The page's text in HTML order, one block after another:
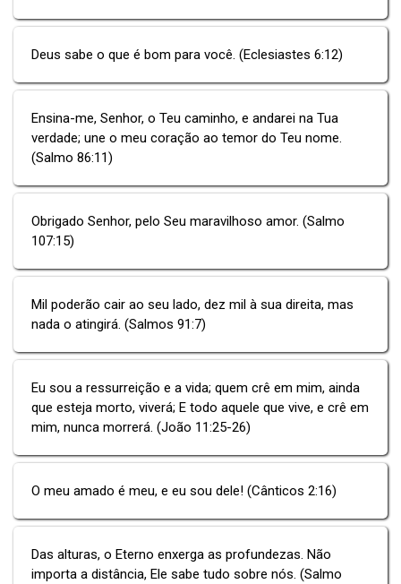
Deus sabe o que é bom para você. (Eclesiastes 6:12)
Ensina-me, Senhor, o Teu caminho, e andarei na Tua
verdade; une o meu coração ao temor do Teu nome.
(Salmo 86:11)
Obrigado Senhor, pelo Seu maravilhoso amor. (Salmo
107:15)
Mil poderão cair ao seu lado, dez mil à sua direita, mas
nada o atingirá. (Salmos 91:7)
Eu sou a ressurreição e a vida; quem crê em mim, ainda
que esteja morto, viverá; E todo aquele que vive, e crê em
mim, nunca morrerá. (João 11:25-26)
O meu amado é meu, e eu sou dele! (Cânticos 2:16)
Das alturas, o Eterno enxerga as profundezas. Não
importa a distância, Ele sabe tudo sobre nós. (Salmo